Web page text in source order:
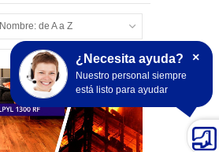
×
¿Necesita ayuda?
Nuestro personal siempre
está listo para ayudar
Nombre: de A a Z